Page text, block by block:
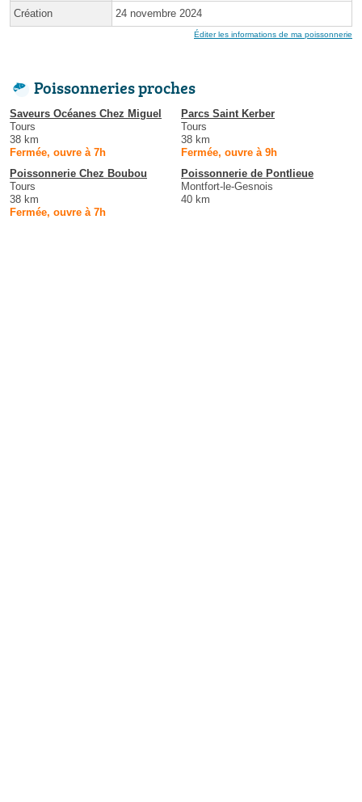
Création 24 novembre 2024
Éditer les informations de ma poissonnerie
Poissonneries proches
Saveurs Océanes Chez Miguel
Tours
38 km
Fermée, ouvre à 7h
Parcs Saint Kerber
Tours
38 km
Fermée, ouvre à 9h
Poissonnerie Chez Boubou
Tours
38 km
Fermée, ouvre à 7h
Poissonnerie de Pontlieue
Montfort-le-Gesnois
40 km